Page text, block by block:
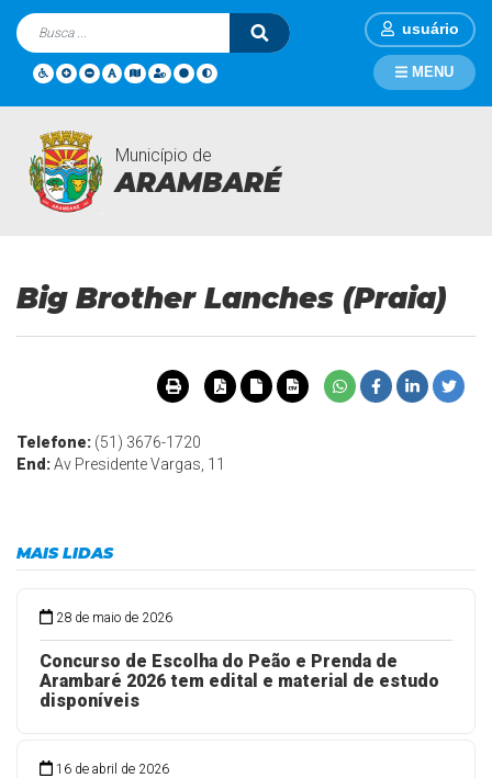
usuário
Município de
ARAMBARÉ
MENU
Turismo Página Inicial Turismo
Big Brother Lanches (Praia)
Telefone: (51) 3676-1720
End:Av Presidente Vargas, 11
MAIS LIDAS
28 de maio de 2026
Concurso de Escolha do Peão e Prenda de
Arambaré 2026 tem edital e material de estudo
disponíveis
16 de abril de 2026